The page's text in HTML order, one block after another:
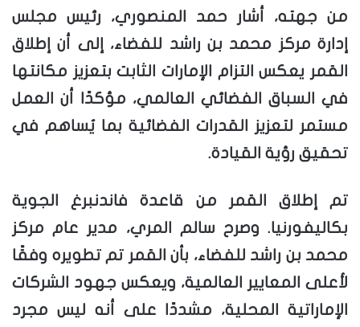
من جهته، أشار حمد المنصوري، رئيس مجلس
إدارة مركز محمد بن راشد للفضاء، إلى أن إطلاق
القمر يعكس التزام الإمارات الثابت بتعزيز مكانتها
في السباق الفضائي العالمي، مؤكدًا أن العمل
مستمر لتعزيز القدرات الفضائية بما يُساهم في
تحقيق رؤية القيادة.
تم إطلاق القمر من قاعدة فاندنبرغ الجوية
بكاليفورنيا. وصرح سالم المري، مدير عام مركز
محمد بن راشد للفضاء، بأن القمر تم تطويره وفقًا
لأعلى المعايير العالمية، ويعكس جهود الشركات
الإماراتية المحلية، مشددًا على أنه ليس مجرد